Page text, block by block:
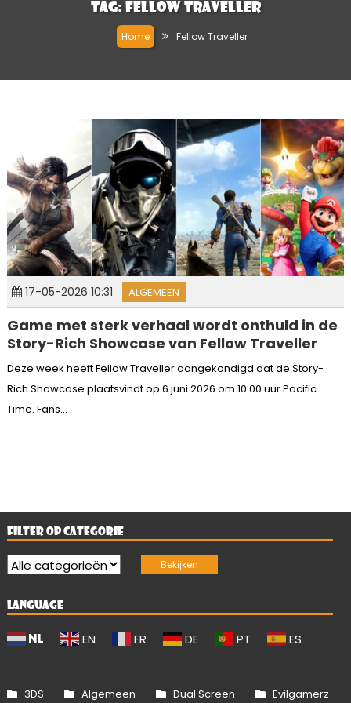
Tag: Fellow Traveller
Home Fellow Traveller
17-05-2026 10:31 ALGEMEEN
Game met sterk verhaal wordt onthuld in de
Story-Rich Showcase van Fellow Traveller
Deze week heeft Fellow Traveller aangekondigd dat de Story-
Rich Showcase plaatsvindt op 6 juni 2026 om 10:00 uur Pacific
Time. Fans...
FILTER OP CATEGORIE
LANGUAGE
NL EN FR DE PT ES
3DS Algemeen Dual Screen Evilgamerz